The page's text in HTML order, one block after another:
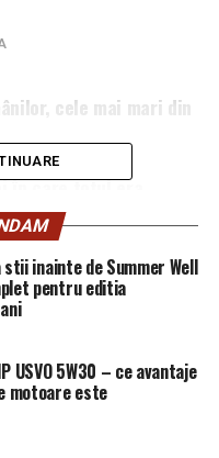
cele mai mari din
în care totul era
inainte de Summer Well
pentru editia
USVO 5W30 – ce avantaje
motoare este